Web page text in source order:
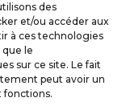
des
et/ou accéder aux
à ces technologies
le
sur ce site. Le fait
peut avoir un
fonctions.